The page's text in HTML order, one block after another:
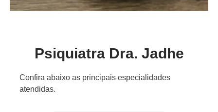
Psiquiatra Dra. Jadhe
Confira abaixo as principais especialidades
atendidas.